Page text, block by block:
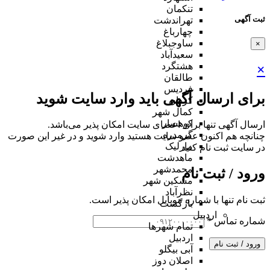
ثبت آگهی
×
×
برای ارسال آگهی باید وارد سایت شوید
ارسال آگهی تنها برای اعضای سایت امکان پذیر می‌باشد.
چنانچه هم‌ اکنون عضو سایت هستید وارد شوید و در غیر این صورت
در سایت ثبت نام کنید
ورود / ثبت نام
ثبت نام تنها با شماره موبایل امکان پذیر است.
شماره تماس*
ورود / ثبت نام
تنکمان
تهراندشت
چهارباغ
ساوجبلاغ
سعیدآباد
هشتگرد
طالقان
فردیس
کردان
کمال شهر
کوهسار
گرمدره
مارلیک
ماهدشت
محمدشهر
مشکین شهر
نظرآباد
بازگشت
اردبیل
تمام شهر‌ها
اردبیل
آبی بیگلو
اصلان دوز